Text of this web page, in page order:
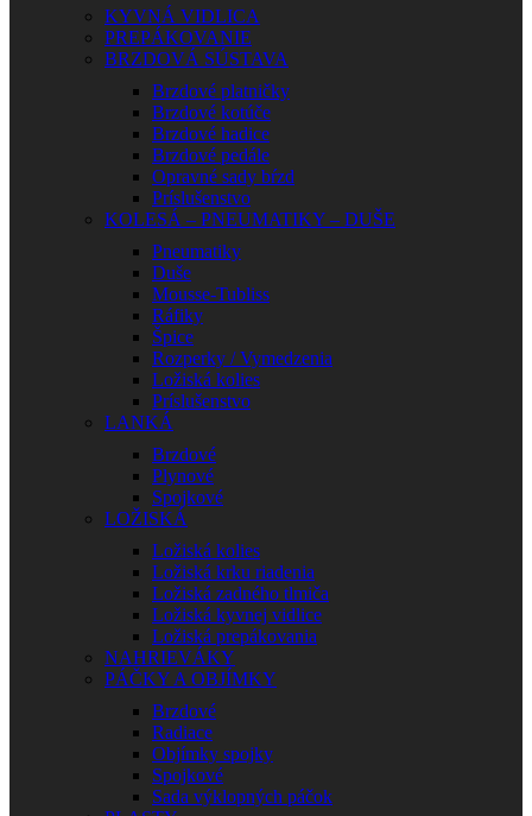
KYVNÁ VIDLICA
PREPÁKOVANIE
BRZDOVÁ SÚSTAVA
Brzdové platničky
Brzdové kotúče
Brzdové hadice
Brzdové pedále
Opravné sady bŕzd
Príslušenstvo
KOLESÁ – PNEUMATIKY – DUŠE
Pneumatiky
Duše
Mousse-Tubliss
Ráfiky
Špice
Rozperky / Vymedzenia
Ložiská kolies
Príslušenstvo
LANKÁ
Brzdové
Plynové
Spojkové
LOŽISKÁ
Ložiská kolies
Ložiská krku riadenia
Ložiská zadného tlmiča
Ložiská kyvnej vidlice
Ložiská prepákovania
NAHRIEVÁKY
PÁČKY A OBJÍMKY
Brzdové
Radiace
Objímky spojky
Spojkové
Sada výklopných páčok